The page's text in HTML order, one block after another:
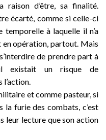
raison d’être, sa finalité.
écarté, comme si celle-ci
temporelle à laquelle il n’a
en opération, partout. Mais
de prendre part à
existait un risque de
l’action.
et comme pasteur, si
la furie des combats, c’est
leur lecture que son action